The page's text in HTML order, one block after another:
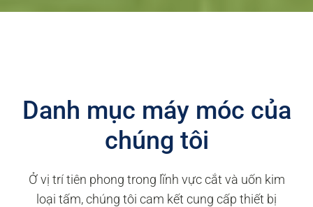
Danh mục máy móc của
chúng tôi
Ở vị trí tiên phong trong lĩnh vực cắt và uốn kim
loại tấm, chúng tôi cam kết cung cấp thiết bị